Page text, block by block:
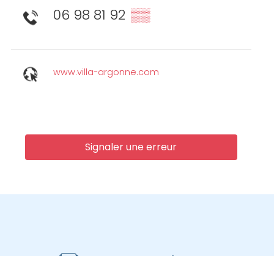
06 98 81 92 ▒▒
www.villa-argonne.com
Signaler une erreur